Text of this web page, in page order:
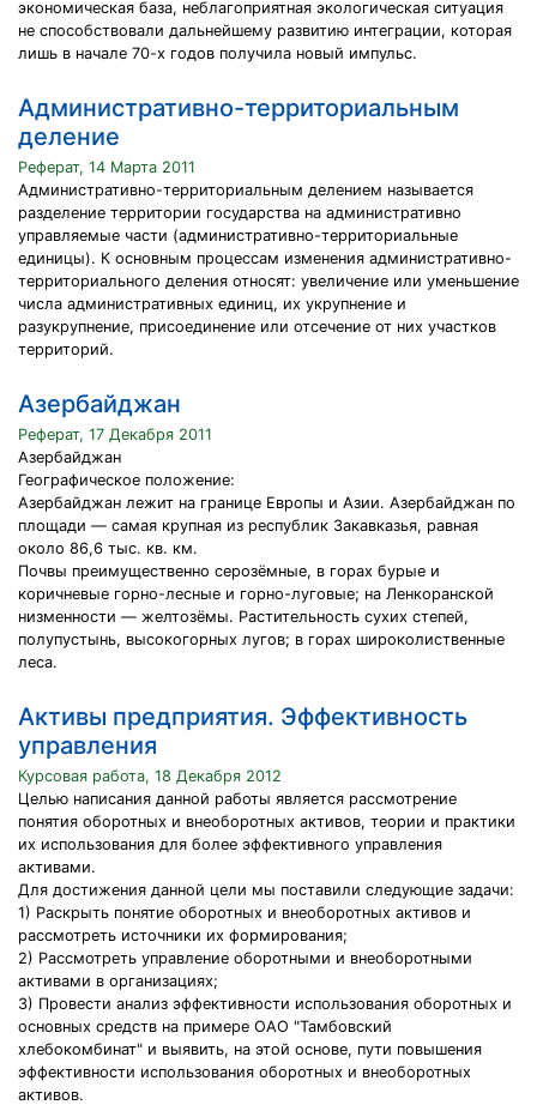
экономическая база, неблагоприятная экологическая ситуация
не способствовали дальнейшему развитию интеграции, которая
лишь в начале 70-х годов получила новый импульс.
Административно-территориальным
деление
Реферат, 14 Марта 2011
Административно-территориальным делением называется
разделение территории государства на административно
управляемые части (административно-территориальные
единицы). К основным процессам изменения административно-
территориального деления относят: увеличение или уменьшение
числа административных единиц, их укрупнение и
разукрупнение, присоединение или отсечение от них участков
территорий.
Азербайджан
Реферат, 17 Декабря 2011
Азербайджан
Географическое положение:
Азербайджан лежит на границе Европы и Азии. Азербайджан по
площади — самая крупная из республик Закавказья, равная
около 86,6 тыс. кв. км.
Почвы преимущественно серозёмные, в горах бурые и
коричневые горно-лесные и горно-луговые; на Ленкоранской
низменности — желтозёмы. Растительность сухих степей,
полупустынь, высокогорных лугов; в горах широколиственные
леса.
Активы предприятия. Эффективность
управления
Курсовая работа, 18 Декабря 2012
Целью написания данной работы является рассмотрение
понятия оборотных и внеоборотных активов, теории и практики
их использования для более эффективного управления
активами.
Для достижения данной цели мы поставили следующие задачи:
1) Раскрыть понятие оборотных и внеоборотных активов и
рассмотреть источники их формирования;
2) Рассмотреть управление оборотными и внеоборотными
активами в организациях;
3) Провести анализ эффективности использования оборотных и
основных средств на примере ОАО "Тамбовский
хлебокомбинат" и выявить, на этой основе, пути повышения
эффективности использования оборотных и внеоборотных
активов.